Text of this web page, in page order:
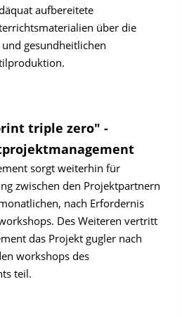
aufbereitete
über die
gesundheitlichen
triple zero" -
sorgt weiterhin für
zwischen den Projektpartnern
nach Erfordernis
Des Weiteren vertritt
das Projekt gugler nach
workshops des
teil.